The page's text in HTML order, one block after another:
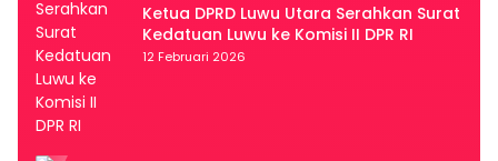
Ketua DPRD Luwu Utara Serahkan Surat
Kedatuan Luwu ke Komisi II DPR RI
12 Februari 2026